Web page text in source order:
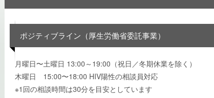
ポジティブライン（厚生労働省委託事業）
月曜日〜土曜日 13:00～19:00（祝日／冬期休業を除く）
木曜日 15:00〜18:00 HIV陽性の相談員対応
※1回の相談時間は30分を目安としています